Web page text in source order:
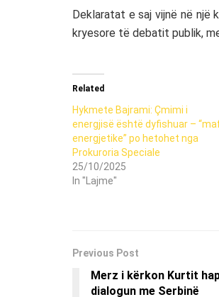
Deklaratat e saj vijnë në një
kryesore të debatit publik,
Related
Hykmete Bajrami: Çmimi i
energjisë është dyfishuar –
energjetike” po hetohet nga
Prokuroria Speciale
25/10/2025
In "Lajme"
Previous Post
Merz i kërkon Kurtit
dialogun me Serbinë